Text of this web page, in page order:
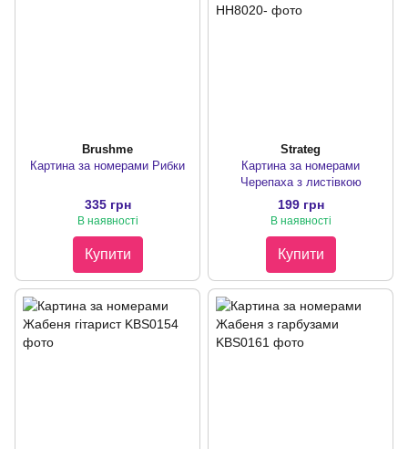
Brushme
Картина за номерами Рибки
335 грн
В наявності
Купити
Strateg
Картина за номерами
Черепаха з листівкою
199 грн
В наявності
Купити